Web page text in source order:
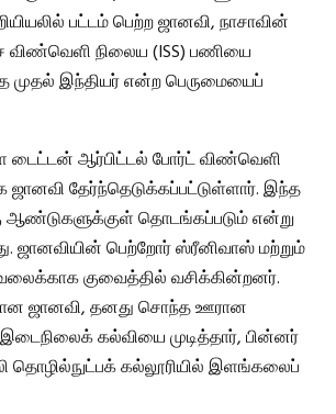
பட்டம் பெற்ற ஜானவி, நாசாவின்
விண்வெளி நிலைய (ISS) பணியை
முதல் இந்தியர் என்ற பெருமையைப்
டைட்டன் ஆர்பிட்டல் போர்ட் விண்வெளி
ஜானவி தேர்ந்தெடுக்கப்பட்டுள்ளார். இந்த
ஆண்டுகளுக்குள் தொடங்கப்படும் என்று
ஜானவியின் பெற்றோர் ஸ்ரீனிவாஸ் மற்றும்
குவைத்தில் வசிக்கின்றனர்.
ஜானவி, தனது சொந்த ஊரான
கல்வியை முடித்தார், பின்னர்
தொழில்நுட்பக் கல்லூரியில் இளங்கலைப்